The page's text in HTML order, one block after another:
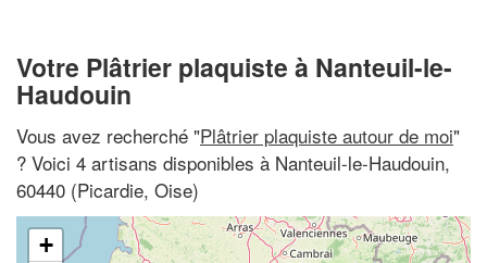
Votre Plâtrier plaquiste à Nanteuil-le-
Haudouin
Vous avez recherché "Plâtrier plaquiste autour de moi"
? Voici 4 artisans disponibles à Nanteuil-le-Haudouin,
60440 (Picardie, Oise)
+